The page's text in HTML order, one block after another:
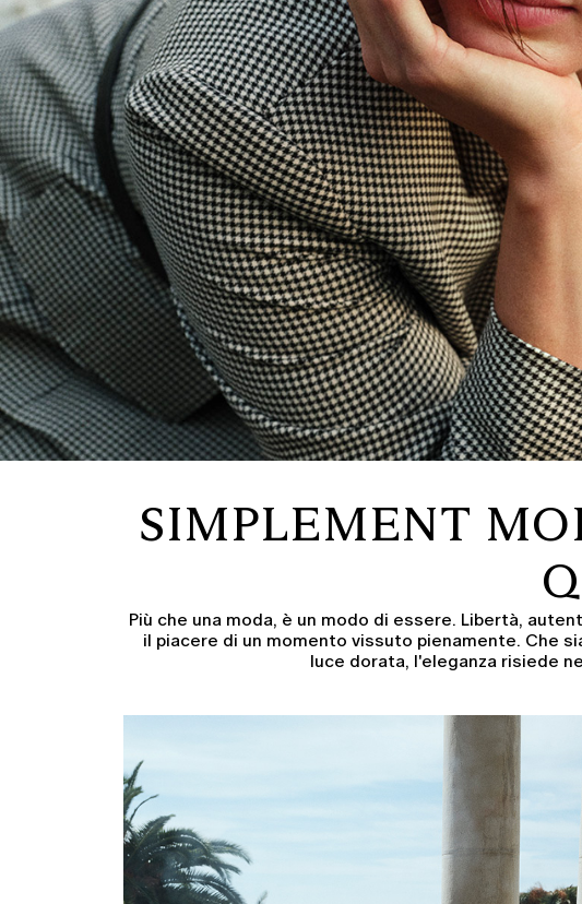
SIMPLEMENT
Più che una moda, è un modo di essere. Libertà,
il piacere di un momento vissuto pienamente. Che
luce dorata, l'eleganza risiede